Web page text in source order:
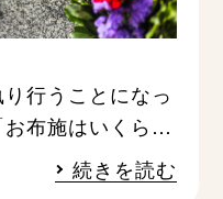
行うことになっ
布施はいくら包
です。お布施に
の
続きを読む